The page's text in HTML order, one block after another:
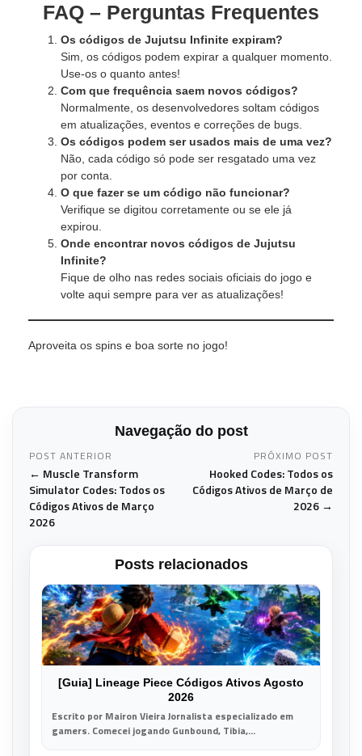
FAQ – Perguntas Frequentes
Os códigos de Jujutsu Infinite expiram?
Sim, os códigos podem expirar a qualquer momento.
Use-os o quanto antes!
Com que frequência saem novos códigos?
Normalmente, os desenvolvedores soltam códigos
em atualizações, eventos e correções de bugs.
Os códigos podem ser usados mais de uma vez?
Não, cada código só pode ser resgatado uma vez
por conta.
O que fazer se um código não funcionar?
Verifique se digitou corretamente ou se ele já
expirou.
Onde encontrar novos códigos de Jujutsu
Infinite?
Fique de olho nas redes sociais oficiais do jogo e
volte aqui sempre para ver as atualizações!
Aproveita os spins e boa sorte no jogo!
Navegação do post
POST ANTERIOR
← Muscle Transform
Simulator Codes: Todos os
Códigos Ativos de Março
2026
PRÓXIMO POST
Hooked Codes: Todos os
Códigos Ativos de Março de
2026 →
Posts relacionados
[Guia] Lineage Piece Códigos Ativos Agosto
2026
Escrito por Mairon Vieira Jornalista especializado em
gamers. Comecei jogando Gunbound, Tibia,...